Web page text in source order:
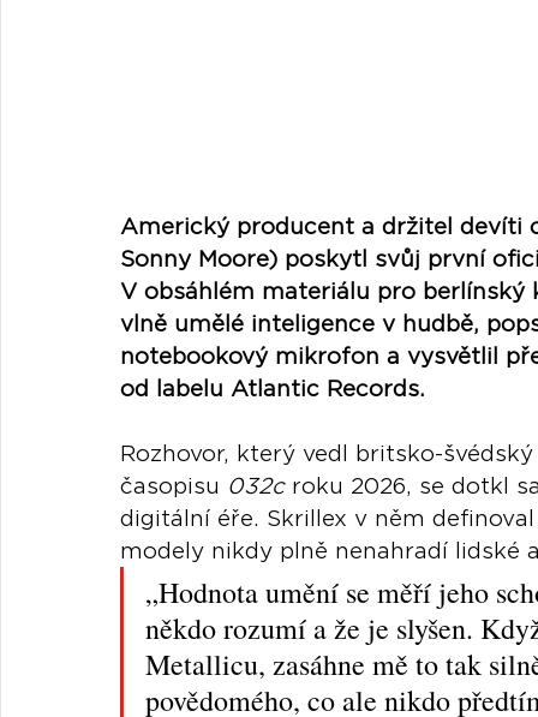
Americký producent a držitel devíti
Sonny Moore) poskytl svůj první
V obsáhlém materiálu pro
vlně umělé inteligence v hudbě,
notebookový mikrofon a vysvětlil
od labelu Atlantic Records.
Rozhovor, který vedl britsko-
časopisu 032c roku 2026, se dotkl
digitální éře. Skrillex v něm
modely nikdy plně nenahradí lidské
„Hodnota umění se měří jeho
někdo rozumí a že je slyšen.
Metallicu, zasáhne mě to tak
povědomého, co ale nikdo